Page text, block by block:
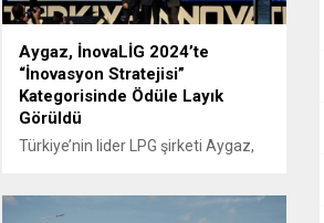
Aygaz, İnovaLİG 2024’te
“İnovasyon Stratejisi”
Kategorisinde Ödüle Layık
Görüldü
Türkiye’nin lider LPG şirketi Aygaz,
ödülü ile yenilikçi projeleri ve